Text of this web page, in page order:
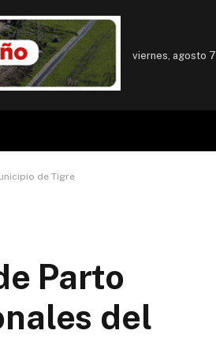
viernes, agosto 7
de Tigre
Parto
del